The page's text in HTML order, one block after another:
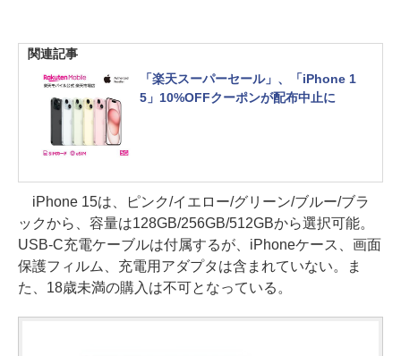
関連記事
「楽天スーパーセール」、「iPhone 1
5」10%OFFクーポンが配布中止に
iPhone 15は、ピンク/イエロー/グリーン/ブルー/ブラ
ックから、容量は128GB/256GB/512GBから選択可能。
USB-C充電ケーブルは付属するが、iPhoneケース、画面
保護フィルム、充電用アダプタは含まれていない。ま
た、18歳未満の購入は不可となっている。